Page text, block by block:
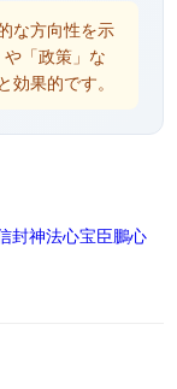
な方向性を示
「政策」な
果的です。
封神法心宝臣鵬心